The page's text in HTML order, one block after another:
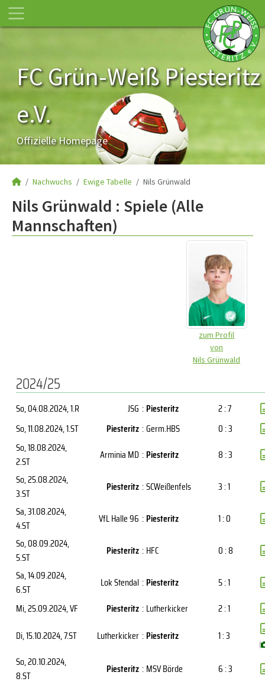
FC Grün-Weiß Piesteritz
e.V.
Offizielle Homepage
Nachwuchs Ewige Tabelle Nils Grünwald
Nils Grünwald : Spiele (Alle
Mannschaften)
zum Profil
von
Nils Grünwald
2024/25
So, 04.08.2024, 1.R JSG : Piesteritz
2 : 7
So, 11.08.2024, 1.ST Piesteritz :Germ.HBS
0 : 3
So, 18.08.2024,
2.ST
Arminia MD : Piesteritz
8 : 3
So, 25.08.2024,
3.ST
Piesteritz :SCWeißenfels
3 : 1
Sa, 31.08.2024,
4.ST
VfL Halle 96 : Piesteritz
1 : 0
So, 08.09.2024,
5.ST
Piesteritz : HFC
0 : 8
Sa, 14.09.2024,
6.ST
Lok Stendal : Piesteritz
5 : 1
Mi, 25.09.2024, VF Piesteritz : Lutherkicker
2 : 1
Di, 15.10.2024, 7.ST Lutherkicker : Piesteritz 1 : 3
(
So, 20.10.2024,
8.ST
Piesteritz : MSV Börde
6 : 3